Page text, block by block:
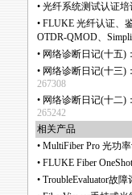
• 光纤系统测试认证培
• FLUKE 光纤认证、
OTDR-QMOD、
• 网络诊断日记(十五)
• 网络诊断日记(十三)
267308
• 网络诊断日记(十二)
265242
相关产品
• MultiFiber Pro 光功
• FLUKE Fiber
• TroubleEvaluator故